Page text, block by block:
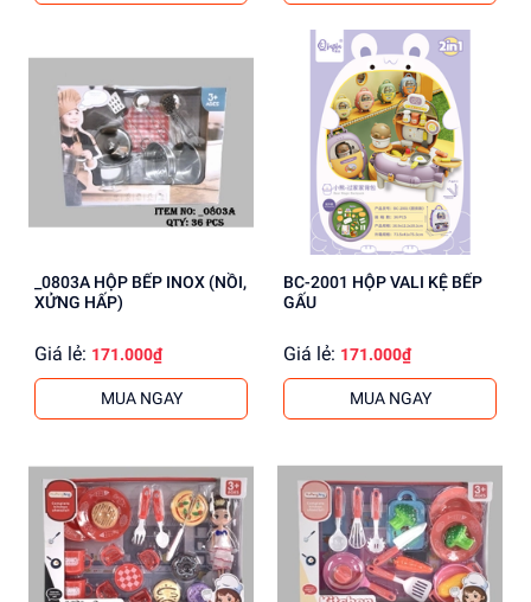
_0803A HỘP BẾP INOX (NỒI,
XỬNG HẤP)
Giá lẻ: 171.000₫
MUA NGAY
BC-2001 HỘP VALI KỆ BẾP
GẤU
Giá lẻ: 171.000₫
MUA NGAY